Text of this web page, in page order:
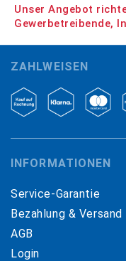
Unser Angebot
Gewerbetreibende,
ZAHLWEISEN
INFORMATIONEN
Service-Garantie
Bezahlung & Versand
AGB
Login